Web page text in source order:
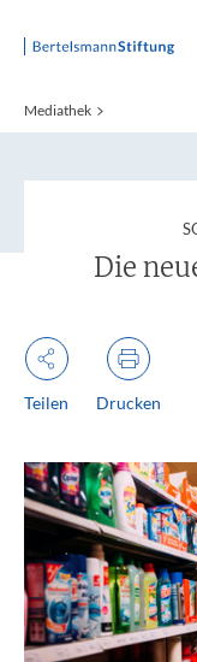
Startseite
Mediathek
Die
Teilen Drucken